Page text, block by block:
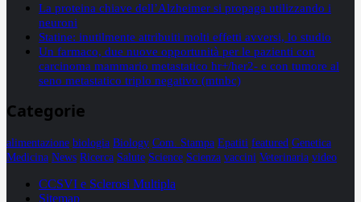
La proteina chiave dell’Alzheimer si propaga utilizzando i
neuroni
Statine: inutilmente attribuiti molti effetti avversi, lo studio
Un farmaco, due nuove opportunità per le pazienti con
carcinoma mammario metastatico hr+/her2- e con tumore al
seno metastatico triplo negativo (mtnbc)
Categorie
alimentazione biologia Biology Com. Stampa Epatiti featured Genetica
Medicina News Ricerca Salute Science Scienza vaccini Veterinaria video
CCSVI e Sclerosi Multipla
Sitemap